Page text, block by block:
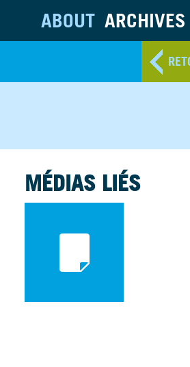
ABOUT ARCHIVES
MÉDIAS LIÉS